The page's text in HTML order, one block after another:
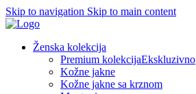
Skip to navigation Skip to main content
Ženska kolekcija
Premium kolekcijaEkskluzivno
Kožne jakne
Kožne jakne sa krznom